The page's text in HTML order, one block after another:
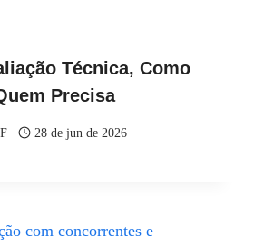
Técnica, Como
Precisa
28 de jun de 2026